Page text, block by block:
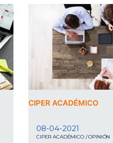
CIPER ACADÉMICO
08-04-2021
CIPER ACADÉMICO / OPINIÓN